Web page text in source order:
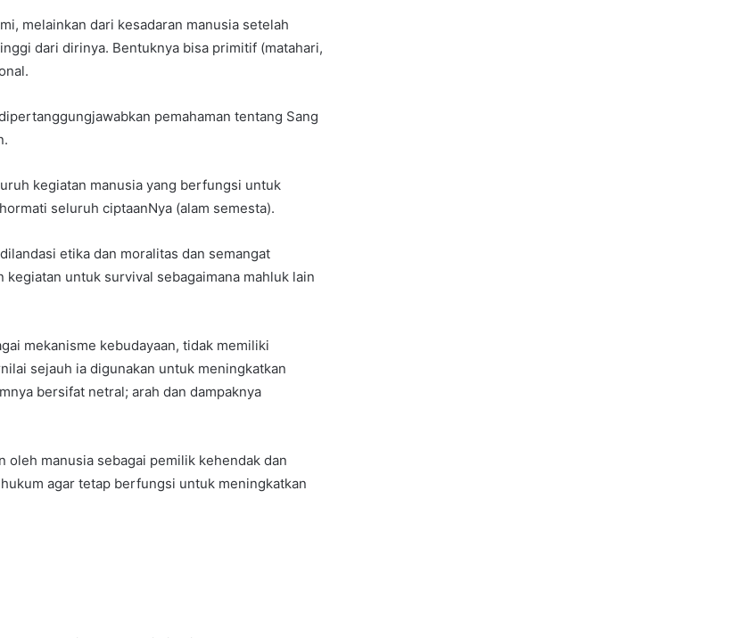
melainkan dari kesadaran manusia setelah
dari dirinya. Bentuknya bisa primitif (matahari,
pemahaman tentang Sang
kegiatan manusia yang berfungsi untuk
seluruh ciptaanNya (alam semesta).
etika dan moralitas dan semangat
untuk survival sebagaimana mahluk lain
mekanisme kebudayaan, tidak memiliki
sejauh ia digunakan untuk meningkatkan
bersifat netral; arah dan dampaknya
oleh manusia sebagai pemilik kehendak dan
agar tetap berfungsi untuk meningkatkan